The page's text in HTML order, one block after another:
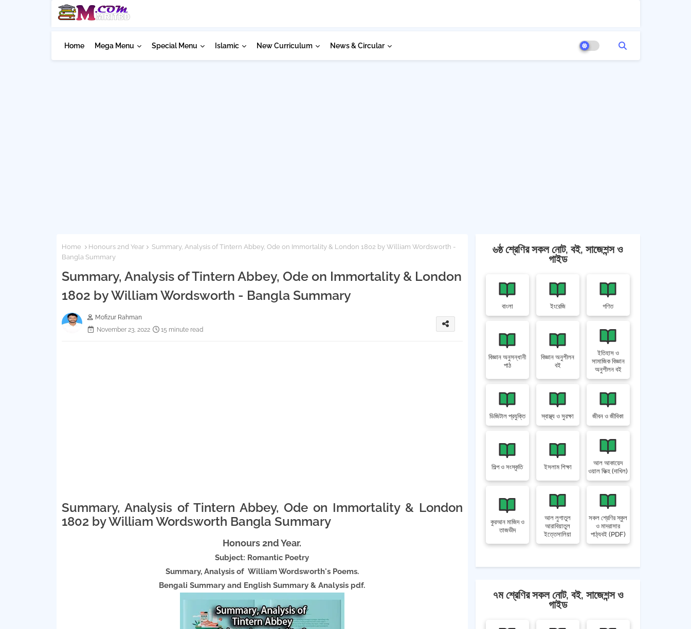
Home Mega Menu Special Menu Islamic New Curriculum News & Circular
Home Honours 2nd Year
Summary, Analysis of Tintern Abbey, Ode on Immortality & London 1802 by William Wordsworth -
Bangla Summary
Summary, Analysis of Tintern Abbey, Ode on Immortality & London
1802 by William Wordsworth - Bangla Summary
Mofizur Rahman
November 23, 2022
15 minute read
Summary, Analysis of Tintern Abbey, Ode on Immortality & London
1802 by William Wordsworth Bangla Summary
Honours 2nd Year.
Subject: Romantic Poetry
Summary, Analysis of William Wordsworth's Poems.
Bengali Summary and English Summary & Analysis pdf.
৬ষ্ঠ শ্রেণির সকল নোট, বই, সাজেশন্স ও
গাইড
বাংলা ইংরেজি গণিত
বিজ্ঞান অনুসন্ধানী
পাঠ
বিজ্ঞান অনুশীলন
বই
ইতিহাস ও
সামাজিক বিজ্ঞান
অনুশীলন বই
ডিজিটাল প্রযুক্তি স্বাস্থ্য ও সুরক্ষা জীবন ও জীবিকা
শিল্প ও সংস্কৃতি ইসলাম শিক্ষা
আল আকায়েদ
ওয়াল ফিক্হ (দাখিল)
কুরআন মাজিদ ও
তাজভীদ
আল লুগাতুল
আরাবিয়াতুল
ইত্তেসালিয়া
সকল শ্রেণির স্কুল
ও মাদরাসার
পাঠ্যবই (PDF)
৭ম শ্রেণির সকল নোট, বই, সাজেশন্স ও
গাইড